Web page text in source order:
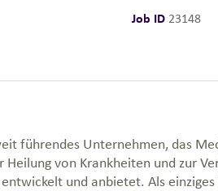
Job ID 23148
führendes Unternehmen, das
Heilung von Krankheiten und zur
und anbietet. Als